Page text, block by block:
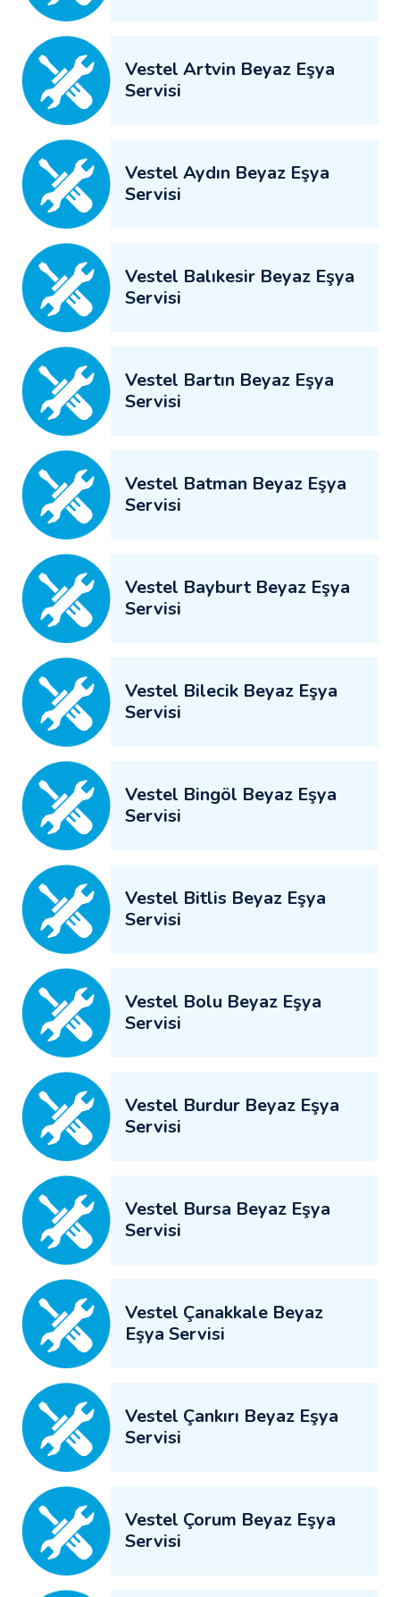
Vestel Artvin Beyaz Eşya
Servisi
Vestel Aydın Beyaz Eşya
Servisi
Vestel Balıkesir Beyaz Eşya
Servisi
Vestel Bartın Beyaz Eşya
Servisi
Vestel Batman Beyaz Eşya
Servisi
Vestel Bayburt Beyaz Eşya
Servisi
Vestel Bilecik Beyaz Eşya
Servisi
Vestel Bingöl Beyaz Eşya
Servisi
Vestel Bitlis Beyaz Eşya
Servisi
Vestel Bolu Beyaz Eşya
Servisi
Vestel Burdur Beyaz Eşya
Servisi
Vestel Bursa Beyaz Eşya
Servisi
Vestel Çanakkale Beyaz
Eşya Servisi
Vestel Çankırı Beyaz Eşya
Servisi
Vestel Çorum Beyaz Eşya
Servisi